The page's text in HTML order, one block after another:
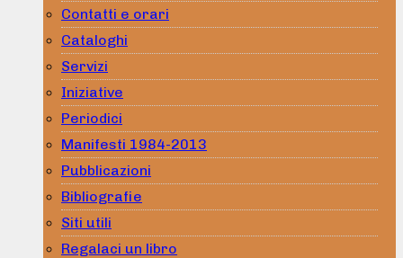
Contatti e orari
Cataloghi
Servizi
Iniziative
Periodici
Manifesti 1984-2013
Pubblicazioni
Bibliografie
Siti utili
Regalaci un libro